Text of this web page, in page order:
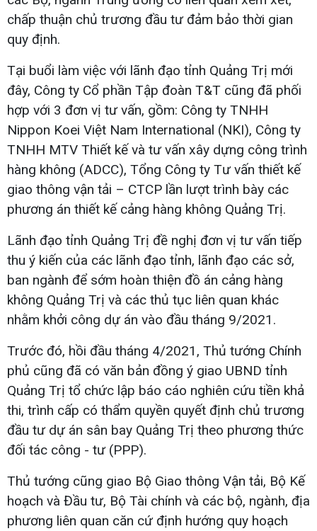
chấp thuận chủ trương đầu tư đảm bảo thời gian
quy định.
Tại buổi làm việc với lãnh đạo tỉnh Quảng Trị mới
đây, Công ty Cổ phần Tập đoàn T&T cũng đã phối
hợp với 3 đơn vị tư vấn, gồm: Công ty TNHH
Nippon Koei Việt Nam International (NKI), Công ty
TNHH MTV Thiết kế và tư vấn xây dựng công trình
hàng không (ADCC), Tổng Công ty Tư vấn thiết kế
giao thông vận tải – CTCP lần lượt trình bày các
phương án thiết kế cảng hàng không Quảng Trị.
Lãnh đạo tỉnh Quảng Trị đề nghị đơn vị tư vấn tiếp
thu ý kiến của các lãnh đạo tỉnh, lãnh đạo các sở,
ban ngành để sớm hoàn thiện đồ án cảng hàng
không Quảng Trị và các thủ tục liên quan khác
nhằm khởi công dự án vào đầu tháng 9/2021.
Trước đó, hồi đầu tháng 4/2021, Thủ tướng Chính
phủ cũng đã có văn bản đồng ý giao UBND tỉnh
Quảng Trị tổ chức lập báo cáo nghiên cứu tiền khả
thi, trình cấp có thẩm quyền quyết định chủ trương
đầu tư dự án sân bay Quảng Trị theo phương thức
đối tác công - tư (PPP).
Thủ tướng cũng giao Bộ Giao thông Vận tải, Bộ Kế
hoạch và Đầu tư, Bộ Tài chính và các bộ, ngành, địa
phương liên quan căn cứ định hướng quy hoạch